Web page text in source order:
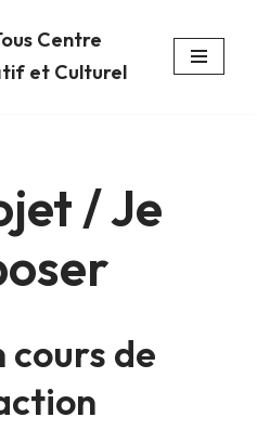
Centre
et Culturel
/ Je
cours de